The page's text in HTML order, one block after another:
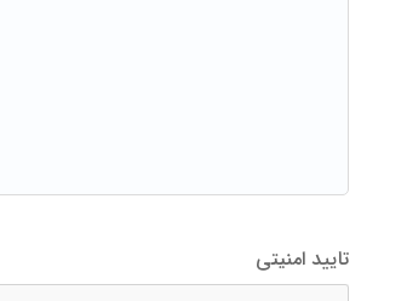
تایید امنیتی